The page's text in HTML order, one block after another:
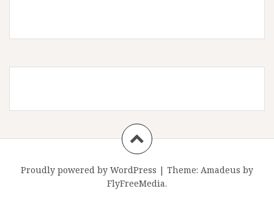
Proudly powered by WordPress | Theme: Amadeus by
FlyFreeMedia.